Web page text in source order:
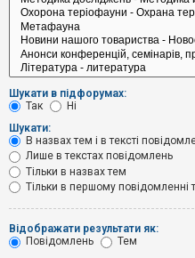
в
н
т
е
м
и
о
ш
Шукати в підфорумах:
Так
Ні
Шукати:
В назвах тем і в тексті
Лише в текстах повідомлень
Тільки в назвах тем
Тільки в першому повідомленні
Відображати результати як:
Повідомлень
Тем